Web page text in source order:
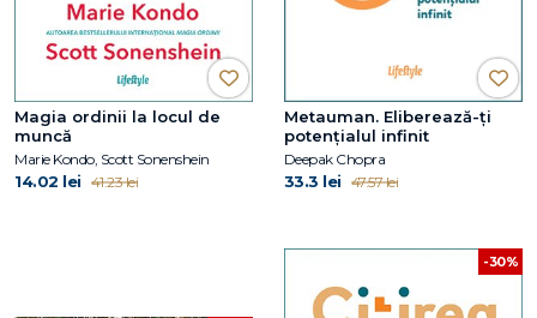
Magia ordinii la locul de
muncă
Marie Kondo, Scott Sonenshein
14.02 lei 41.23 lei
Metauman. Eliberează-ţi
potenţialul infinit
Deepak Chopra
33.3 lei 47.57 lei
-30%